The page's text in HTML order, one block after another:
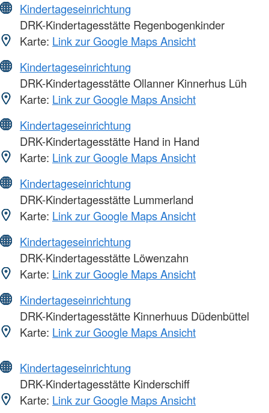
Kindertageseinrichtung
DRK-Kindertagesstätte Regenbogenkinder
Karte: Link zur Google Maps Ansicht
Kindertageseinrichtung
DRK-Kindertagesstätte Ollanner Kinnerhus Lüh
Karte: Link zur Google Maps Ansicht
Kindertageseinrichtung
DRK-Kindertagesstätte Hand in Hand
Karte: Link zur Google Maps Ansicht
Kindertageseinrichtung
DRK-Kindertagesstätte Lummerland
Karte: Link zur Google Maps Ansicht
Kindertageseinrichtung
DRK-Kindertagesstätte Löwenzahn
Karte: Link zur Google Maps Ansicht
Kindertageseinrichtung
DRK-Kindertagesstätte Kinnerhuus Düdenbüttel
Karte: Link zur Google Maps Ansicht
Kindertageseinrichtung
DRK-Kindertagesstätte Kinderschiff
Karte: Link zur Google Maps Ansicht